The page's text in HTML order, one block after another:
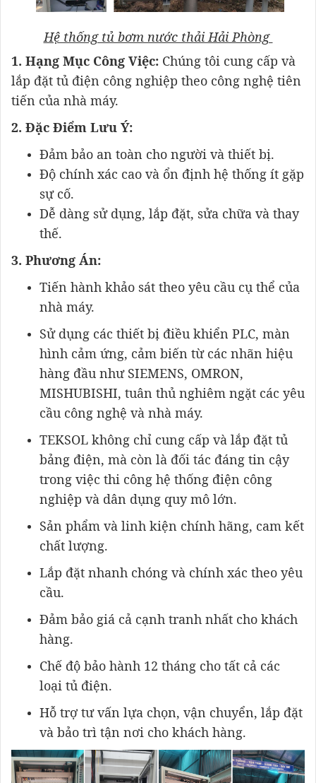
Hệ thống tủ bơm nước thải Hải Phòng
1. Hạng Mục Công Việc: Chúng tôi cung cấp và
lắp đặt tủ điện công nghiệp theo công nghệ tiên
tiến của nhà máy.
2. Đặc Điểm Lưu Ý:
Đảm bảo an toàn cho người và thiết bị.
Độ chính xác cao và ổn định hệ thống ít gặp
sự cố.
Dễ dàng sử dụng, lắp đặt, sửa chữa và thay
thế.
3. Phương Án:
Tiến hành khảo sát theo yêu cầu cụ thể của
nhà máy.
Sử dụng các thiết bị điều khiển PLC, màn
hình cảm ứng, cảm biến từ các nhãn hiệu
hàng đầu như SIEMENS, OMRON,
MISHUBISHI, tuân thủ nghiêm ngặt các yêu
cầu công nghệ và nhà máy.
TEKSOL không chỉ cung cấp và lắp đặt tủ
bảng điện, mà còn là đối tác đáng tin cậy
trong việc thi công hệ thống điện công
nghiệp và dân dụng quy mô lớn.
Sản phẩm và linh kiện chính hãng, cam kết
chất lượng.
Lắp đặt nhanh chóng và chính xác theo yêu
cầu.
Đảm bảo giá cả cạnh tranh nhất cho khách
hàng.
Chế độ bảo hành 12 tháng cho tất cả các
loại tủ điện.
Hỗ trợ tư vấn lựa chọn, vận chuyển, lắp đặt
và bảo trì tận nơi cho khách hàng.